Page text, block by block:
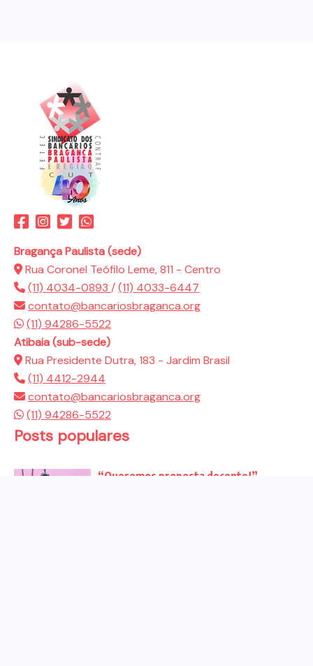
Bragança Paulista (sede)
Rua Coronel Teófilo Leme, 811 - Centro
(11) 4034-0893 /(11) 4033-6447
contato@bancariosbraganca.org
(11) 94286-5522
Atibaia (sub-sede)
Rua Presidente Dutra, 183 - Jardim Brasil
(11) 4412-2944
contato@bancariosbraganca.org
(11) 94286-5522
Posts populares
“Queremos proposta decente!”